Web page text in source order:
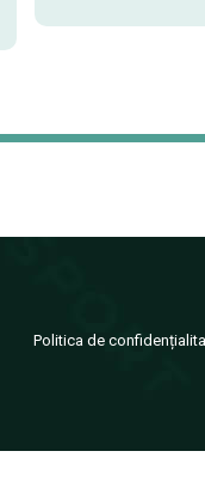
Politica de